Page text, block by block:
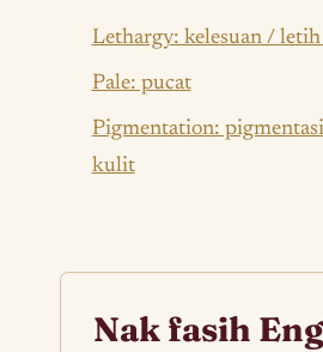
Lethargy: kelesuan / letih
Pale: pucat
Pigmentation:
kulit
Nak fasih